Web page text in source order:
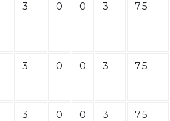
3 0 0 3 7.5
3 0 0 3 7.5
3 0 0 3 7.5